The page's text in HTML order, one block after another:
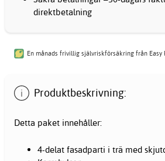
direktbetalning
En månads frivillig självriskförsäkring från Easy
Produktbeskrivning:
Detta paket innehåller:
4-delat fasadparti i trä med